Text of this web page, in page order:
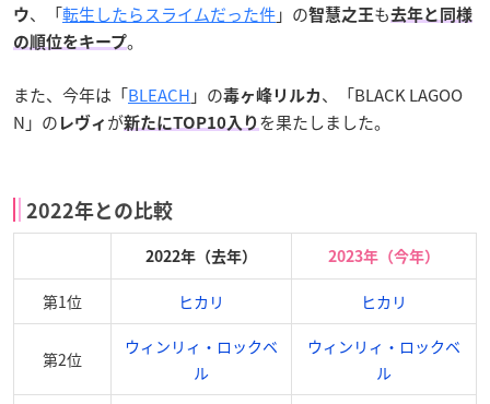
ウ、「転生したらスライムだった件」の智慧之王も去年と同様
の順位をキープ。
また、今年は「BLEACH 」の毒ヶ峰リルカ 、「BLACK LAGOO
N」の レヴィ が新たにTOP10入り を果たしました。
2022年との比較
2022年（去年） 2023年（今年）
第1位 ヒカリ ヒカリ
第2位
ウィンリィ・ロックベ
ル
ウィンリィ・ロックベ
ル